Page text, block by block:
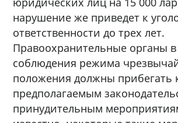
нарушение же приведет к
ответственности до трех лет.
Правоохранительные органы в
соблюдения режима
положения должны прибегать
предполагаемым
принудительным